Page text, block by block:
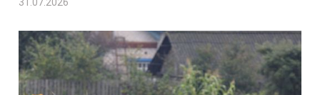
31.07.2026